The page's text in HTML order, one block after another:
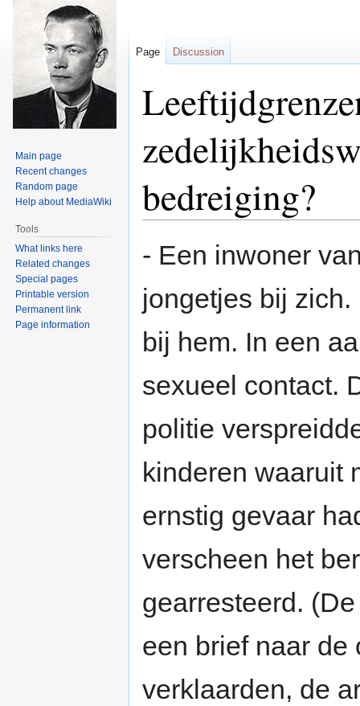
bedreiging?
to
to
- Een inwoner
jongetjes bij
bij hem. In een
sexueel contact.
politie
kinderen waaruit
ernstig gevaar
verscheen het
gearresteerd.
een brief naar de
verklaarden, de
Page Discussion
Main page
Recent changes
Random page
Help about MediaWiki
Tools
What links here
Related changes
Special pages
Printable version
Permanent link
Page information